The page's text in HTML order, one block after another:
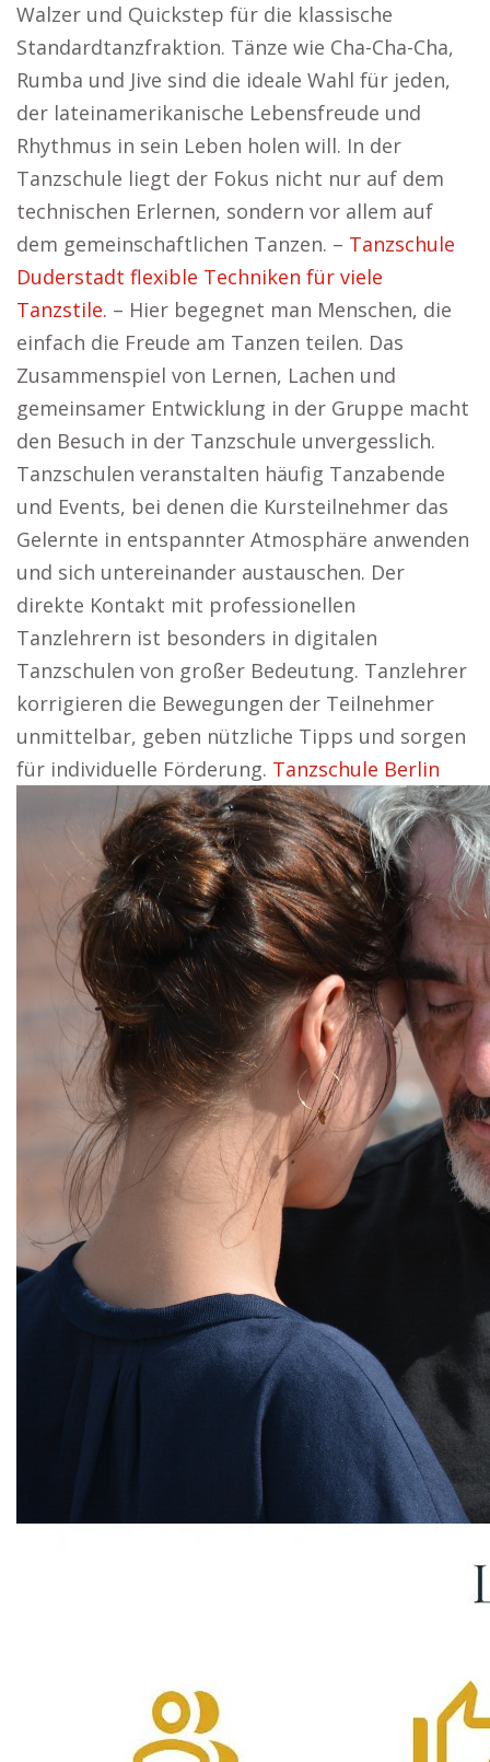
Walzer und Quickstep für die klassische
Standardtanzfraktion. Tänze wie Cha-Cha-Cha,
Rumba und Jive sind die ideale Wahl für jeden,
der lateinamerikanische Lebensfreude und
Rhythmus in sein Leben holen will. In der
Tanzschule liegt der Fokus nicht nur auf dem
technischen Erlernen, sondern vor allem auf
dem gemeinschaftlichen Tanzen. – Tanzschule
Duderstadt flexible Techniken für viele
Tanzstile. – Hier begegnet man Menschen, die
einfach die Freude am Tanzen teilen. Das
Zusammenspiel von Lernen, Lachen und
gemeinsamer Entwicklung in der Gruppe macht
den Besuch in der Tanzschule unvergesslich.
Tanzschulen veranstalten häufig Tanzabende
und Events, bei denen die Kursteilnehmer das
Gelernte in entspannter Atmosphäre anwenden
und sich untereinander austauschen. Der
direkte Kontakt mit professionellen
Tanzlehrern ist besonders in digitalen
Tanzschulen von großer Bedeutung. Tanzlehrer
korrigieren die Bewegungen der Teilnehmer
unmittelbar, geben nützliche Tipps und sorgen
für individuelle Förderung. Tanzschule Berlin